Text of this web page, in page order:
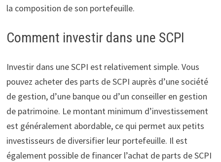
la composition de son portefeuille.
Comment investir dans une SCPI
Investir dans une SCPI est relativement simple. Vous
pouvez acheter des parts de SCPI auprès d’une société
de gestion, d’une banque ou d’un conseiller en gestion
de patrimoine. Le montant minimum d’investissement
est généralement abordable, ce qui permet aux petits
investisseurs de diversifier leur portefeuille. Il est
également possible de financer l’achat de parts de SCPI